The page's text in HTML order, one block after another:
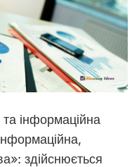
та інформаційна
здійснюється